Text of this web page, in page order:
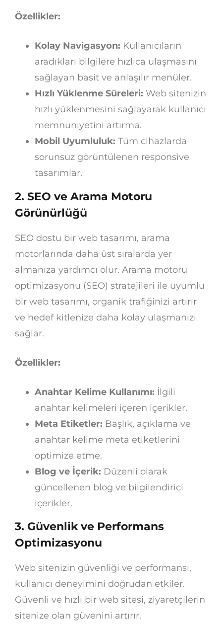
Özellikler:
Kolay Navigasyon: Kullanıcıların
aradıkları bilgilere hızlıca ulaşmasını
sağlayan basit ve anlaşılır menüler.
Hızlı Yüklenme Süreleri: Web sitenizin
hızlı yüklenmesini sağlayarak kullanıcı
memnuniyetini artırma.
Mobil Uyumluluk: Tüm cihazlarda
sorunsuz görüntülenen responsive
tasarımlar.
2. SEO ve Arama Motoru
Görünürlüğü
SEO dostu bir web tasarımı, arama
motorlarında daha üst sıralarda yer
almanıza yardımcı olur. Arama motoru
optimizasyonu (SEO) stratejileri ile uyumlu
bir web tasarımı, organik trafiğinizi artırır
ve hedef kitlenize daha kolay ulaşmanızı
sağlar.
Özellikler:
Anahtar Kelime Kullanımı: İlgili
anahtar kelimeleri içeren içerikler.
Meta Etiketler: Başlık, açıklama ve
anahtar kelime meta etiketlerini
optimize etme.
Blog ve İçerik: Düzenli olarak
güncellenen blog ve bilgilendirici
içerikler.
3. Güvenlik ve Performans
Optimizasyonu
Web sitenizin güvenliği ve performansı,
kullanıcı deneyimini doğrudan etkiler.
Güvenli ve hızlı bir web sitesi, ziyaretçilerin
sitenize olan güvenini artırır.